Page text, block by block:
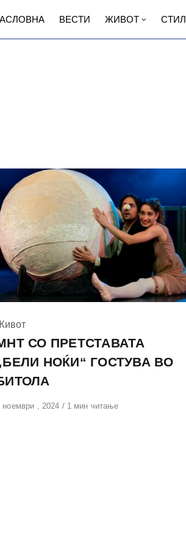
ВЕСТИ ЖИВОТ СТИЛ
СО ПРЕТСТАВАТА
НОЌИ“ ГОСТУВА ВО
ноември , 2024 1 мин читање